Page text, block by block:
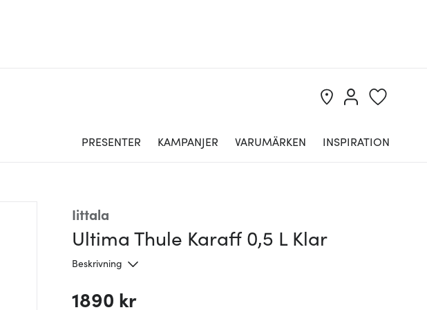
PRESENTER KAMPANJER VARUMÄRKEN INSPIRATION
Iittala
Ultima Thule Karaff 0,5 L Klar
Beskrivning
1890 kr